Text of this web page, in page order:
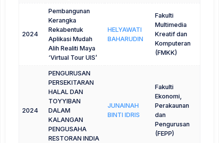
2024
Pembangunan
Kerangka
Rekabentuk
Aplikasi Mudah
Alih Realiti Maya
‘Virtual Tour UIS’
HELYAWATI
BAHARUDIN
Fakulti
Multimedia
Kreatif dan
Komputeran
(FMKK)
2024
PENGURUSAN
PERSEKITARAN
HALAL DAN
TOYYIBAN
DALAM
KALANGAN
PENGUSAHA
RESTORAN INDIA
JUNAINAH
BINTI IDRIS
Fakulti
Ekonomi,
Perakaunan
dan
Pengurusan
(FEPP)